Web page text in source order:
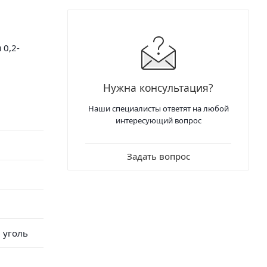
0,2-
Нужна консультация?
Наши специалисты ответят на любой
интересующий вопрос
Задать вопрос